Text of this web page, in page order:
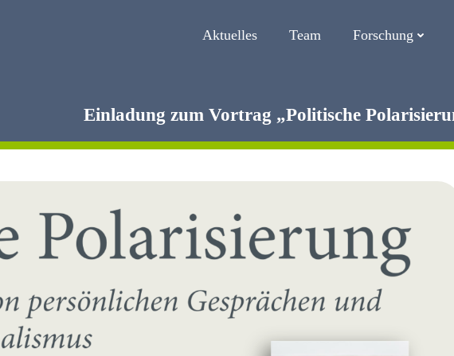
Aktuelles Team Forschung
Einladung zum Vortrag „Politische